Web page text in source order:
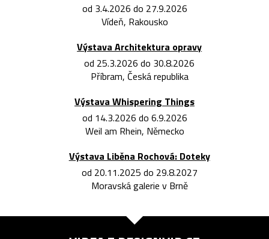
od 3.4.2026 do 27.9.2026
Vídeň, Rakousko
Výstava Architektura opravy
od 25.3.2026 do 30.8.2026
Příbram, Česká republika
Výstava Whispering Things
od 14.3.2026 do 6.9.2026
Weil am Rhein, Německo
Výstava Liběna Rochová: Doteky
od 20.11.2025 do 29.8.2027
Moravská galerie v Brně